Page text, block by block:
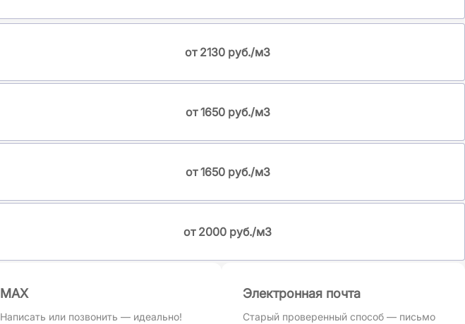
от 2130 руб./м3
от 1650 руб./м3
от 1650 руб./м3
от 2000 руб./м3
MAХ
Написать или позвонить — идеально!
Электронная почта
Старый проверенный способ — письмо